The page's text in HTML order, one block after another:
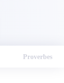
Proverbes